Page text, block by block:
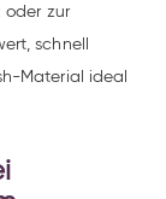
oder zur
schnell
Material ideal